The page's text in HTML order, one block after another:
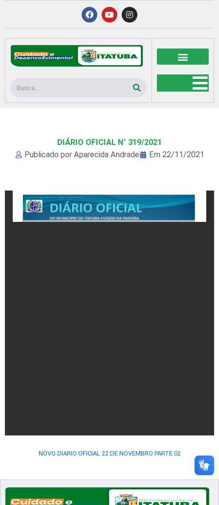
conteúdo
F
a
c
b
o
o
k
Y
o
u
u
b
e
I
n
s
a
g
r
a
Pesquisar
DIÁRIO OFICIAL N° 319/2021
Publicado por Aparecida Andrade Em 22/11/2021
NOVO DIARIO OFICIAL 22 DE NOVEMBRO PARTE 02